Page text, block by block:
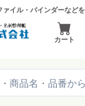
カート